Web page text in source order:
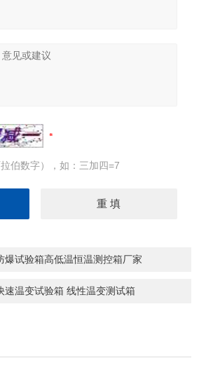
伯数字），如：三加四=7
爆试验箱高低温恒温测控箱厂家
速温变试验箱 线性温变测试箱